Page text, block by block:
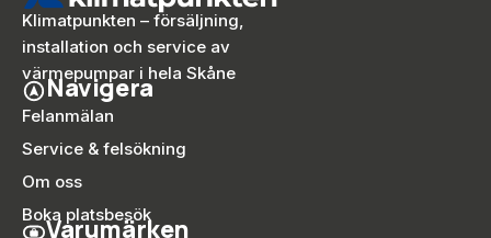
Klimatpunkten – försäljning,
installation och service av
värmepumpar i hela Skåne
Navigera
Felanmälan
Service & felsökning
Om oss
Boka platsbesök
Varumärken